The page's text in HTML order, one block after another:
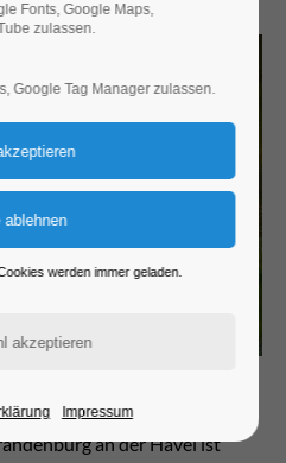
an der Havel ist
Fonts, Google Maps,
zulassen.
Google Tag Manager zulassen.
werden immer geladen.
Impressum